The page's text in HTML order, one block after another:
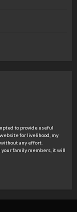
to provide useful
for livelihood, my
any effort.
your family members, it will